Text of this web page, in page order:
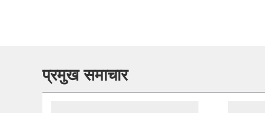
प्रमुख समाचार